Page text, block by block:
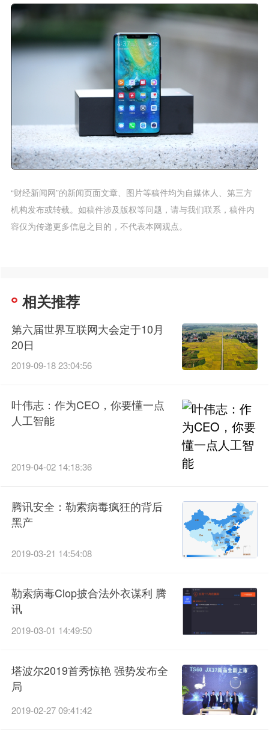
“财经新闻网”的新闻页面文章、图片等稿件均为自媒体人、第三方
机构发布或转载。如稿件涉及版权等问题，请与我们联系，稿件内
容仅为传递更多信息之目的，不代表本网观点。
相关推荐
第六届世界互联网大会定于10月
20日
2019-09-18 23:04:56
叶伟志：作为CEO，你要懂一点
人工智能
2019-04-02 14:18:36
腾讯安全：勒索病毒疯狂的背后
黑产
2019-03-21 14:54:08
勒索病毒Clop披合法外衣谋利 腾
讯
2019-03-01 14:49:50
塔波尔2019首秀惊艳 强势发布全
局
2019-02-27 09:41:42